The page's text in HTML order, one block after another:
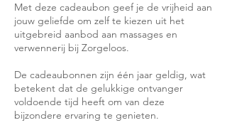
Met deze cadeaubon geef je de vrijheid aan
jouw geliefde om zelf te kiezen uit het
uitgebreid aanbod aan massages en
verwennerij bij Zorgeloos.
De cadeaubonnen zijn één jaar geldig, wat
betekent dat de gelukkige ontvanger
voldoende tijd heeft om van deze
bijzondere ervaring te genieten.